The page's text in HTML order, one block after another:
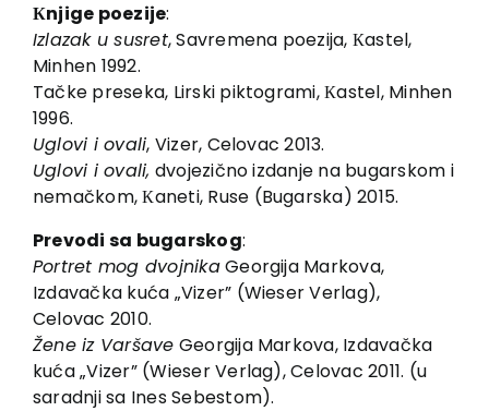
Кnjige poezije:
Izlazak u susret, Savremena poezija, Кastel,
Minhen 1992.
Tačke preseka, Lirski piktogrami, Кastel, Minhen
1996.
Uglovi i ovali, Vizer, Celovac 2013.
Uglovi i ovali, dvojezično izdanje na bugarskom i
nemačkom, Кaneti, Ruse (Bugarska) 2015.
Prevodi sa bugarskog:
Portret mog dvojnikaGeorgija Markova,
Izdavačka kuća „Vizer” (Wieser Verlag),
Celovac 2010.
Žene iz Varšave Georgija Markova, Izdavačka
kuća „Vizer” (Wieser Verlag), Celovac 2011. (u
saradnji sa Ines Sebestom).